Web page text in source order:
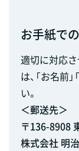
お手紙で
適切に対応
は、「お名前
い。
＜郵送先＞
〒136-8908
株式会社 明